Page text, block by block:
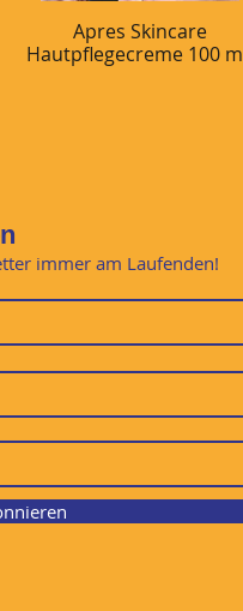
Schnellansicht
Apres Skincare
Hautpflegecreme 100
immer am Laufenden!